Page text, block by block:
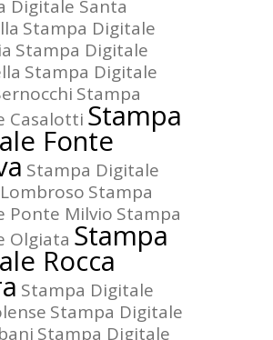
Digitale Santa
Stampa Digitale
Stampa Digitale
Stampa Digitale
Stampa
Casalotti Stampa
Fonte
Stampa Digitale
Stampa
Ponte Milvio Stampa
Olgiata Stampa
Rocca
Stampa Digitale
Stampa Digitale
Stampa Digitale